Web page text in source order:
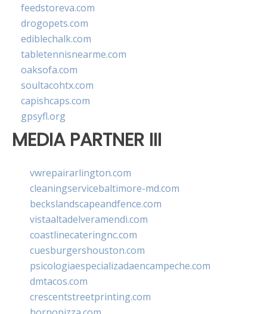
feedstoreva.com
drogopets.com
ediblechalk.com
tabletennisnearme.com
oaksofa.com
soultacohtx.com
capishcaps.com
gpsyfl.org
MEDIA PARTNER III
vwrepairarlington.com
cleaningservicebaltimore-md.com
beckslandscapeandfence.com
vistaaltadelveramendi.com
coastlinecateringnc.com
cuesburgershouston.com
psicologiaespecializadaencampeche.com
dmtacos.com
crescentstreetprinting.com